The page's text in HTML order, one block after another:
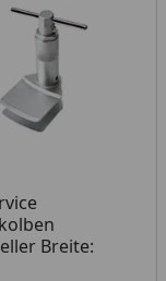
Breite:
am Lager